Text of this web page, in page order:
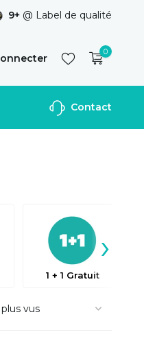
9+ @ Label de qualité
S'inscrire
0
Contact
1 + 1 Gratuit
›